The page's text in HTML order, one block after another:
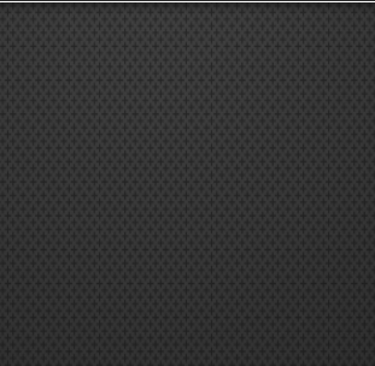
EXILE mobile TOP